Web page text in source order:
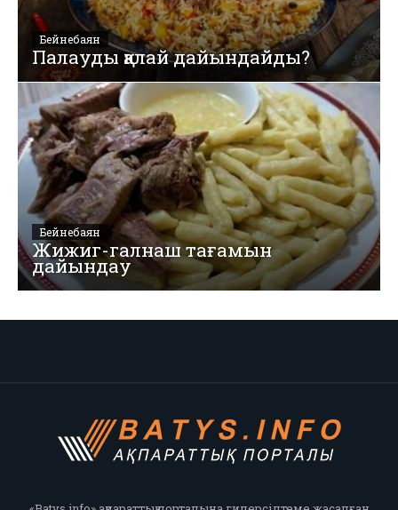
Бейнебаян
Палауды қалай дайындайды?
Бейнебаян
Жижиг-галнаш тағамын
дайындау